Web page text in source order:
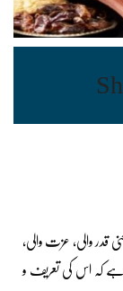
قدر والی، عزت والی،
ہے کہ اس کی تعریف و